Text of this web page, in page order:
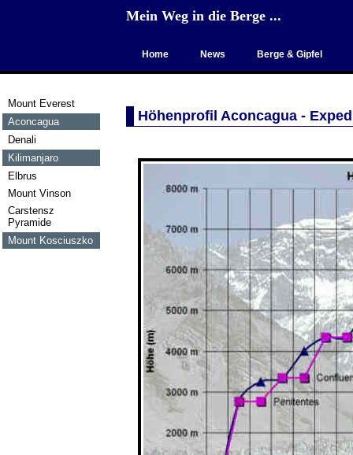
Mein Weg in die Berge ...
Home News Berge & Gipfel
Mount Everest
Aconcagua
Denali
Kilimanjaro
Elbrus
Mount Vinson
Carstensz
Pyramide
Mount Kosciuszko
Höhenprofil Aconcagua -